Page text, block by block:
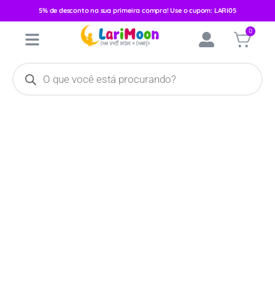
5% de desconto na sua primeira compra! Use o cupom: LARI05
0
Banheira e Ofurô/ Bacia Adoleta Verde 15Litros
0746-09